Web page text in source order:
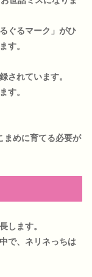
ぐるマーク」がひ
す。
されています。
す。
まめに育てる必要が
します。
で、ネリネっちは